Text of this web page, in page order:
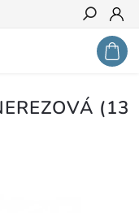
Hledat
(13